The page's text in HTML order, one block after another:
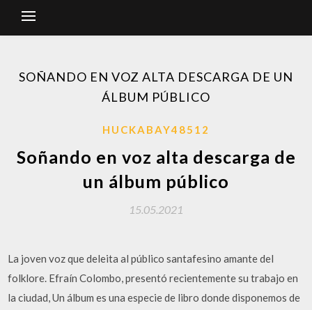
SOÑANDO EN VOZ ALTA DESCARGA DE UN
ÁLBUM PÚBLICO
HUCKABAY48512
Soñando en voz alta descarga de
un álbum público
15.05.2021
La joven voz que deleita al público santafesino amante del
folklore. Efraín Colombo, presentó recientemente su trabajo en
la ciudad, Un álbum es una especie de libro donde disponemos de